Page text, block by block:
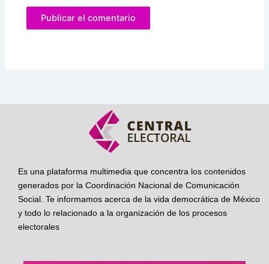
Es una plataforma multimedia que concentra los contenidos
generados por la Coordinación Nacional de Comunicación
Social. Te informamos acerca de la vida democrática de México
y todo lo relacionado a la organización de los procesos
electorales